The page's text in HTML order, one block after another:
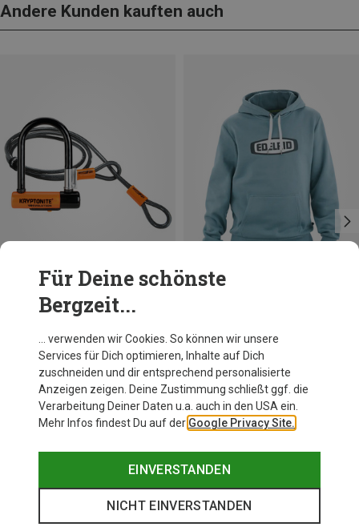
Andere Kunden kauften auch
Du sparst 24%
Für Deine schönste
Bergzeit...
… verwenden wir Cookies. So können wir unsere
Services für Dich optimieren, Inhalte auf Dich
zuschneiden und dir entsprechend personalisierte
Anzeigen zeigen. Deine Zustimmung schließt ggf. die
Verarbeitung Deiner Daten u.a. auch in den USA ein.
Mehr Infos findest Du auf der Google Privacy Site.
EINVERSTANDEN
NICHT EINVERSTANDEN